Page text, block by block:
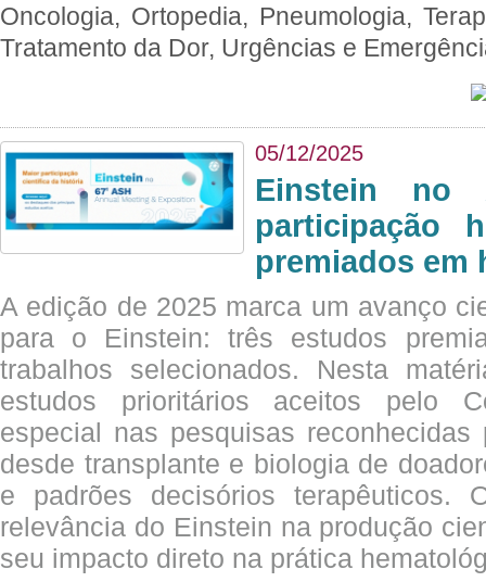
Oncologia, Ortopedia, Pneumologia,
Tratamento da Dor, Urgências e
05/12/2025
Einstein no
participação
premiados em
A edição de 2025 marca um avanço
para o Einstein: três estudos
trabalhos selecionados. Nesta
estudos prioritários aceitos pelo
especial nas pesquisas
desde transplante e biologia de
e padrões decisórios terapêuticos.
relevância do Einstein na produção
seu impacto direto na prática